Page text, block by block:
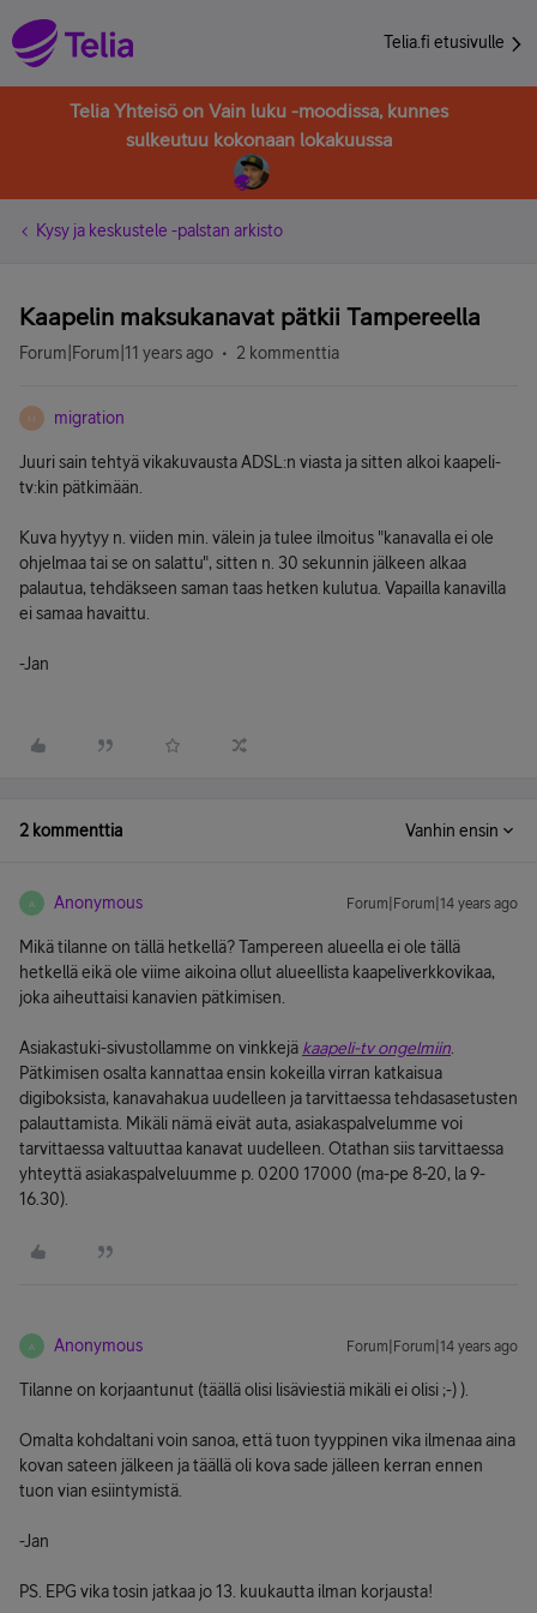
Telia.fi etusivulle
Telia Yhteisö on Vain luku -moodissa, kunnes
sulkeutuu kokonaan lokakuussa
Kysy ja keskustele -palstan arkisto
Kaapelin maksukanavat pätkii Tampereella
Forum|Forum|11 years ago 2 kommenttia
M migration
Juuri sain tehtyä vikakuvausta ADSL:n viasta ja sitten alkoi kaapeli-
tv:kin pätkimään.
Kuva hyytyy n. viiden min. välein ja tulee ilmoitus "kanavalla ei ole
ohjelmaa tai se on salattu", sitten n. 30 sekunnin jälkeen alkaa
palautua, tehdäkseen saman taas hetken kulutua. Vapailla kanavilla
ei samaa havaittu.
-Jan
2 kommenttia Vanhin ensin
A Anonymous Forum|Forum|14 years ago
Mikä tilanne on tällä hetkellä? Tampereen alueella ei ole tällä
hetkellä eikä ole viime aikoina ollut alueellista kaapeliverkkovikaa,
joka aiheuttaisi kanavien pätkimisen.
Asiakastuki-sivustollamme on vinkkejä kaapeli-tv ongelmiin
Pätkimisen osalta kannattaa ensin kokeilla virran katkaisua
digiboksista, kanavahakua uudelleen ja tarvittaessa tehdasasetusten
palauttamista. Mikäli nämä eivät auta, asiakaspalvelumme voi
tarvittaessa valtuuttaa kanavat uudelleen. Otathan siis tarvittaessa
yhteyttä asiakaspalveluumme p. 0200 17000 (ma-pe 8-20, la 9-
16.30).
A Anonymous Forum|Forum|14 years ago
Tilanne on korjaantunut (täällä olisi lisäviestiä mikäli ei olisi ;-) ).
Omalta kohdaltani voin sanoa, että tuon tyyppinen vika ilmenaa aina
kovan sateen jälkeen ja täällä oli kova sade jälleen kerran ennen
tuon vian esiintymistä.
-Jan
PS. EPG vika tosin jatkaa jo 13. kuukautta ilman korjausta!